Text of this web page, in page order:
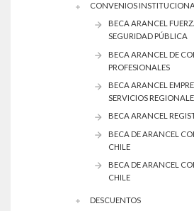
CONVENIOS
BECA ARANCEL
SEGURIDAD PÚBLICA
BECA ARANCEL DE
PROFESIONALES
BECA ARANCEL
SERVICIOS
BECA ARANCEL
BECA DE ARANCEL
CHILE
BECA DE ARANCEL
CHILE
DESCUENTOS